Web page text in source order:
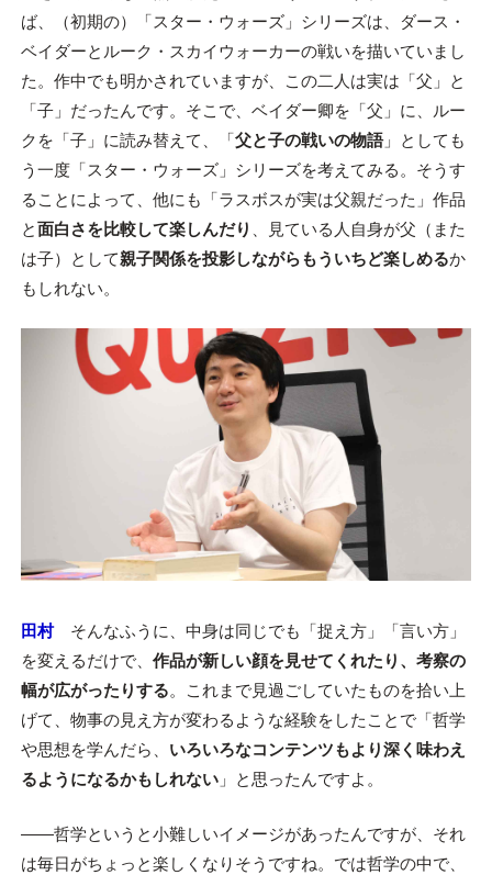
ば、（初期の）「スター・ウォーズ」シリーズは、ダース・
ベイダーとルーク・スカイウォーカーの戦いを描いていまし
た。作中でも明かされていますが、この二人は実は「父」と
「子」だったんです。そこで、ベイダー卿を「父」に、ルー
クを「子」に読み替えて、「父と子の戦いの物語」としても
う一度「スター・ウォーズ」シリーズを考えてみる。そうす
ることによって、他にも「ラスボスが実は父親だった」作品
と面白さを比較して楽しんだり
、見ている人自身が父（また
は子）として親子関係を投影しながらもういちど楽しめるか
もしれない。
田村そんなふうに、中身は同じでも「捉え方」「言い方」
を変えるだけで、 作品が新しい顔を見せてくれたり、考察の
幅が広がったりする。これまで見過ごしていたものを拾い上
げて、物事の見え方が変わるような経験をしたことで「哲学
や思想を学んだら、 いろいろなコンテンツもより深く味わえ
るようになるかもしれない」と思ったんですよ。
――哲学というと小難しいイメージがあったんですが、それ
は毎日がちょっと楽しくなりそうですね。では哲学の中で、